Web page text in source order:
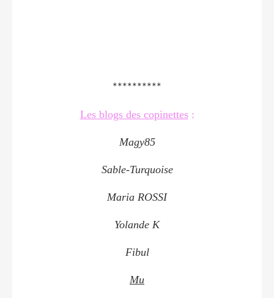
**********
Les blogs des copinettes:
Magy85
Sable-Turquoise
Maria ROSSI
Yolande K
Fibul
Mu